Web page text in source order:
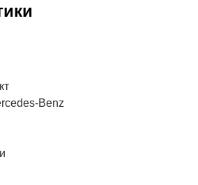
Benz